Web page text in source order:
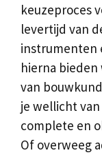
keuzeproces
levertijd van
instrumenten
hierna bieden
van
je wellicht
complete en
Of overweeg